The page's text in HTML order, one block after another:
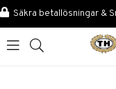
Säkra betallösningar &